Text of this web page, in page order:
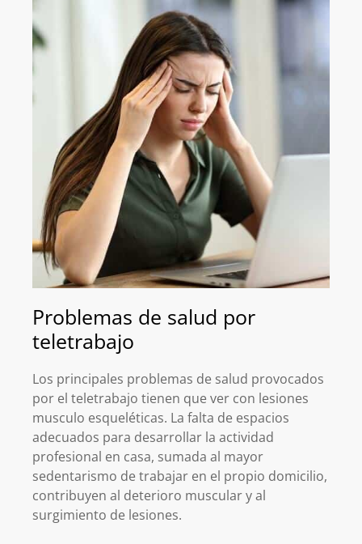
Problemas de salud por
teletrabajo
Los principales problemas de salud provocados
por el teletrabajo tienen que ver con lesiones
musculo esqueléticas. La falta de espacios
adecuados para desarrollar la actividad
profesional en casa, sumada al mayor
sedentarismo de trabajar en el propio domicilio,
contribuyen al deterioro muscular y al
surgimiento de lesiones.